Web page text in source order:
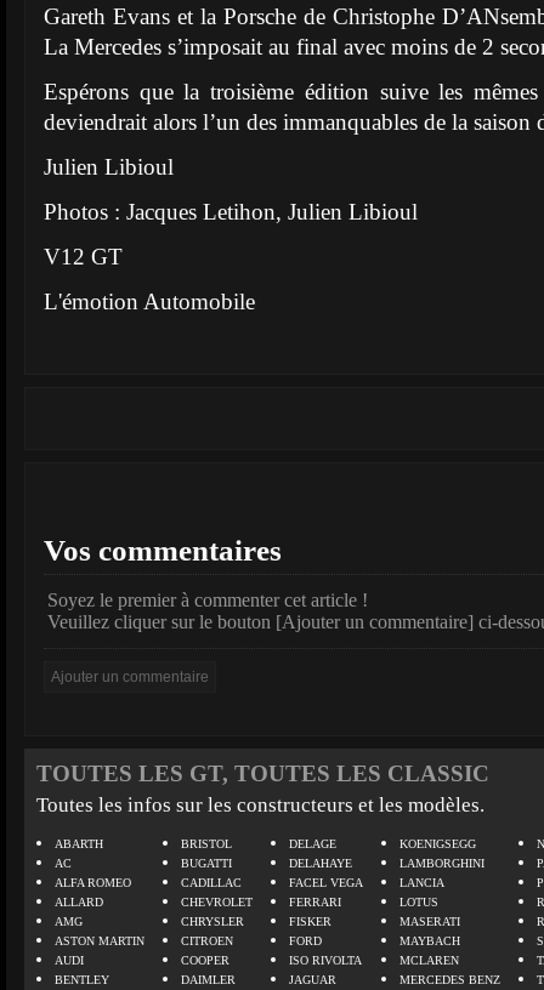
Gareth Evans et la Porsche de Christophe
La Mercedes s’imposait au final avec moins de 2
Espérons que la troisième édition suive les
deviendrait alors l’un des immanquables de la saison
Julien Libioul
Photos : Jacques Letihon, Julien Libioul
V12 GT
L'émotion Automobile
Vos commentaires
Soyez le premier à commenter cet article !
Veuillez cliquer sur le bouton [Ajouter un commentaire] ci-
TOUTES LES GT, TOUTES LES CLASSIC
Toutes les infos sur les constructeurs et les modèles.
ABARTH
AC
ALFA ROMEO
ALLARD
AMG
ASTON MARTIN
AUDI
BENTLEY
BRISTOL
BUGATTI
CADILLAC
CHEVROLET
CHRYSLER
CITROEN
COOPER
DAIMLER
DELAGE
DELAHAYE
FACEL VEGA
FERRARI
FISKER
FORD
ISO RIVOLTA
JAGUAR
KOENIGSEGG
LAMBORGHINI
LANCIA
LOTUS
MASERATI
MAYBACH
MCLAREN
MERCEDES BENZ